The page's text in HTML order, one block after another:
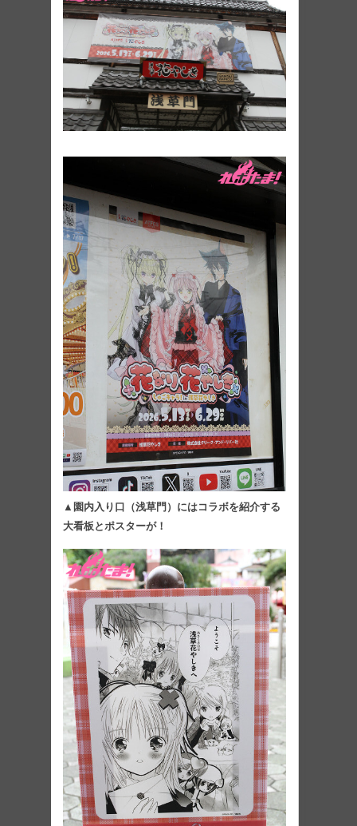
▲園内入り口（浅草門）にはコラボを紹介する
大看板とポスターが！